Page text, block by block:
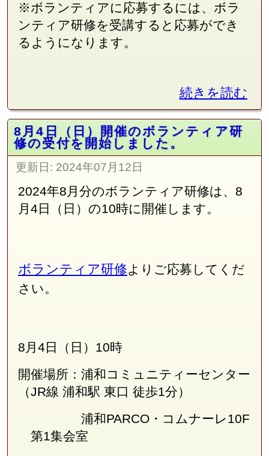
※ボランティアに応募するには、ボラ
ンティア研修を受講すると応募ができ
るようになります。
続きを読む
8月4日（日）開催のボランティア研
修の受付を開始しました。
更新日: 2024年07月12日
2024年8月分のボランティア研修は、8
月4日（日）の10時に開催します。
ボランティア研修よりご応募してくだ
さい。
8月4日（日）10時
開催場所：浦和コミュニティーセンター
（JR線 浦和駅 東口 徒歩1分）
浦和PARCO・コムナーレ10F
第1集会室